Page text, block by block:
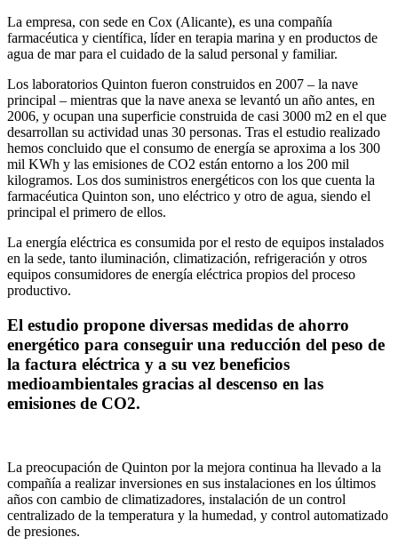
La empresa, con sede en Cox (Alicante), es una compañía
farmacéutica y científica, líder en terapia marina y en productos de
agua de mar para el cuidado de la salud personal y familiar.
Los laboratorios Quinton fueron construidos en 2007 – la nave
principal – mientras que la nave anexa se levantó un año antes, en
2006, y ocupan una superficie construida de casi 3000 m2 en el que
desarrollan su actividad unas 30 personas. Tras el estudio realizado
hemos concluido que el consumo de energía se aproxima a los 300
mil KWh y las emisiones de CO2 están entorno a los 200 mil
kilogramos. Los dos suministros energéticos con los que cuenta la
farmacéutica Quinton son, uno eléctrico y otro de agua, siendo el
principal el primero de ellos.
La energía eléctrica es consumida por el resto de equipos instalados
en la sede, tanto iluminación, climatización, refrigeración y otros
equipos consumidores de energía eléctrica propios del proceso
productivo.
El estudio propone diversas medidas de ahorro
energético para conseguir una reducción del peso de
la factura eléctrica y a su vez beneficios
medioambientales gracias al descenso en las
emisiones de CO2.
La preocupación de Quinton por la mejora continua ha llevado a la
compañía a realizar inversiones en sus instalaciones en los últimos
años con cambio de climatizadores, instalación de un control
centralizado de la temperatura y la humedad, y control automatizado
de presiones.